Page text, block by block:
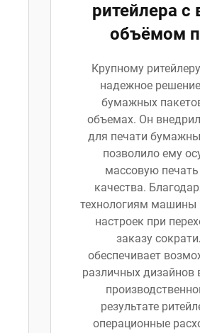
ритейлера
объёмом
Крупному
надежное
бумажных
объемах. Он
для печати
позволило ему
массовую печать
качества.
технологиям машины
настроек при
заказу
обеспечивает
различных дизайнов
результате
операционные